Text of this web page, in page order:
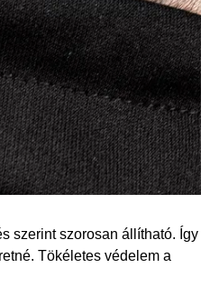
szerint szorosan állítható. Így
Tökéletes védelem a